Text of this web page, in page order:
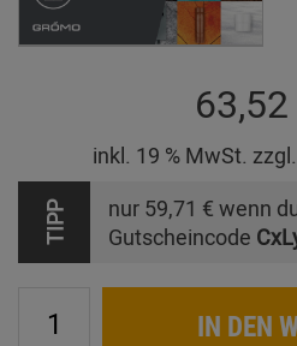
inkl. 19 % MwSt. zzgl.
TIPP nur 59,71 € wenn
Gutscheincode
IN DEN